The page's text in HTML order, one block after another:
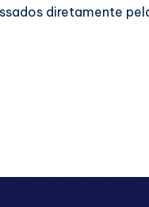
diretamente